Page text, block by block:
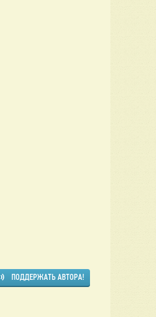
ПОДДЕРЖАТЬ АВТОРА!